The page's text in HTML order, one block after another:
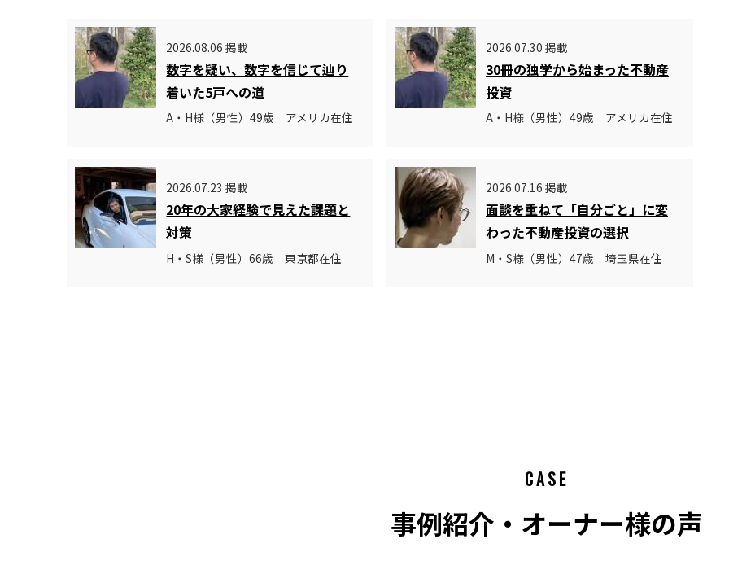
2026.08.06 掲載
数字を疑い、数字を信じて辿り
着いた5戸への道
A・H様（男性）49歳 アメリカ在住
2026.07.30 掲載
30冊の独学から始まった不動産
投資
A・H様（男性）49歳 アメリカ在住
2026.07.23 掲載
20年の大家経験で見えた課題と
対策
H・S様（男性）66歳 東京都在住
2026.07.16 掲載
面談を重ねて「自分ごと」に変
わった不動産投資の選択
M・S様（男性）47歳 埼玉県在住
CASE
事例紹介・オーナー様の声